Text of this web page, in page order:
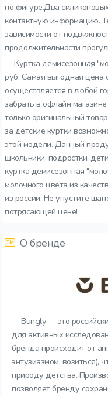
по фигуре.Два
контактную информацию.
зависимости от
продолжительности
Куртка демисезонная
руб. Самая выгодная цена
осуществляется в любой
забрать в офлайн
только оригинальный
за детские куртки
этой модели. Данный
школьники, подростки,
куртка демисезонная
молочного цвета из
из россии. Не упустите
потрясающей цене!
О бренде
Bungly — это
для активных
бренда происходит от
энтузиазмом, возиться),
природу детства.
позволяет бренду